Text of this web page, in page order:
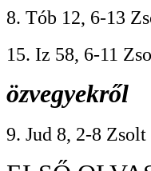
8. Tób 12, 6-13
15. Iz 58, 6-11
özvegyekről
9. Jud 8, 2-8 Zsolt